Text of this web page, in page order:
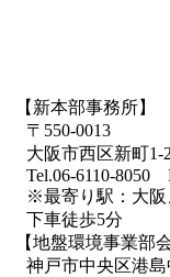
【新本部事務所】
〒550-0013
大阪市西区新町1-
Tel.06-6110-8050
※最寄り駅：大阪
下車徒歩5分
【地盤環境事業部会
神戸市中央区港島